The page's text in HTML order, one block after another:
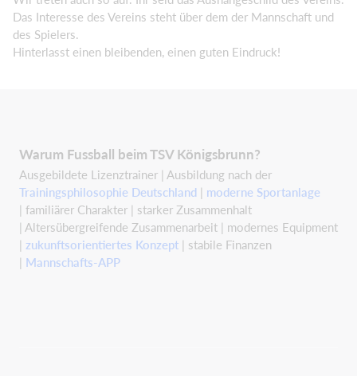
Das Interesse des Vereins steht über dem der Mannschaft und
des Spielers.
Hinterlasst einen bleibenden, einen guten Eindruck!
Warum Fussball beim TSV Königsbrunn?
Ausgebildete Lizenztrainer | Ausbildung nach der
Trainingsphilosophie Deutschland | moderne Sportanlage
| familiärer Charakter | starker Zusammenhalt
| Altersübergreifende Zusammenarbeit | modernes Equipment
| zukunftsorientiertes Konzept | stabile Finanzen
| Mannschafts-APP